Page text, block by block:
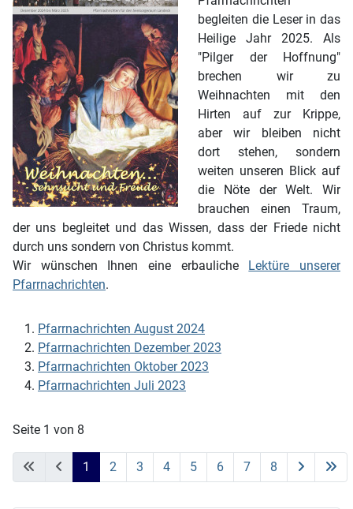
begleiten die Leser in das
Heilige Jahr 2025. Als
"Pilger der Hoffnung"
brechen wir zu
Weihnachten mit den
Hirten auf zur Krippe,
aber wir bleiben nicht
dort stehen, sondern
weiten unseren Blick auf
die Nöte der Welt. Wir
brauchen einen Traum,
der uns begleitet und das Wissen, dass der Friede nicht
durch uns sondern von Christus kommt.
Wir wünschen Ihnen eine erbauliche Lektüre unserer
Pfarrnachrichten.
Pfarrnachrichten August 2024
Pfarrnachrichten Dezember 2023
Pfarrnachrichten Oktober 2023
Pfarrnachrichten Juli 2023
Seite 1 von 8
1 2 3 4 5 6 7 8